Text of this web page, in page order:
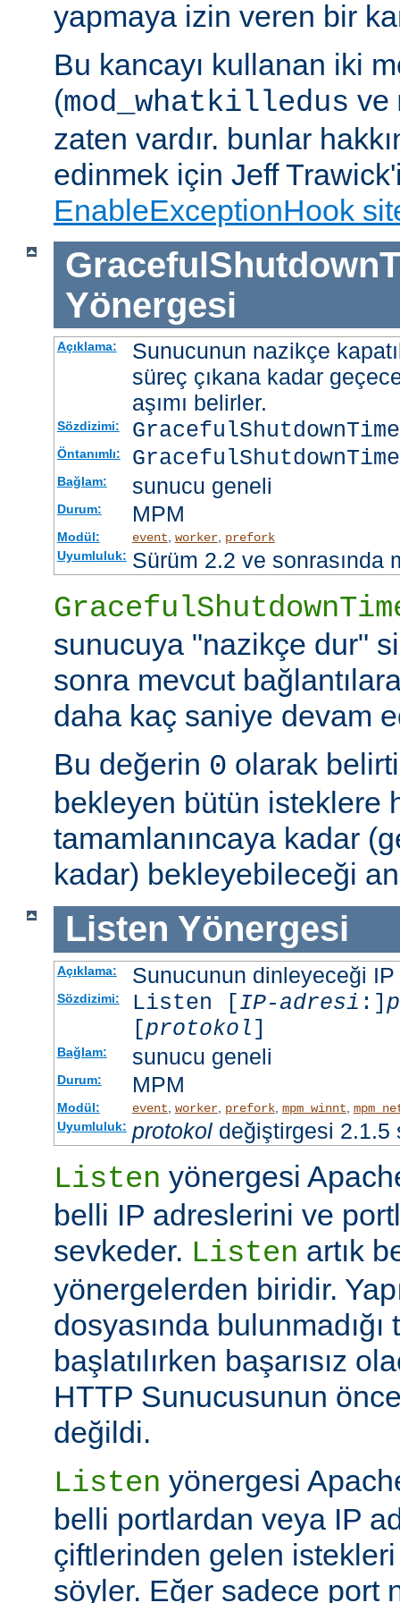
yapmaya izin veren bir
Bu kancayı kullanan iki
(mod_whatkilledus ve
zaten vardır. bunlar
edinmek için Jeff
EnableExceptionHook
Yönergesi
Açıklama:
Sunucunun nazikçe
süreç çıkana kadar
aşımı belirler.
Sözdizimi:
Öntanımlı:
Bağlam: sunucu geneli
Durum: MPM
Modül: event, worker, prefork
Uyumluluk: Sürüm 2.2 ve sonrasında
sunucuya "nazikçe dur"
sonra mevcut
daha kaç saniye devam
Bu değerin 0 olarak
bekleyen bütün isteklere
tamamlanıncaya kadar
kadar) bekleyebileceği
Listen Yönergesi
Açıklama: Sunucunun dinleyeceği
Sözdizimi: Listen [IP-adresi :]
[protokol]
Bağlam: sunucu geneli
Durum: MPM
Modül: event worker, prefork, mpm_winnt
Uyumluluk: protokoldeğiştirgesi 2.1.5
Listen yönergesi
belli IP adreslerini ve
sevkeder. Listen artık
yönergelerden biridir.
dosyasında
başlatılırken başarısız
HTTP Sunucusunun
değildi.
Listen yönergesi
belli portlardan veya IP
çiftlerinden gelen
söyler. Eğer sadece port